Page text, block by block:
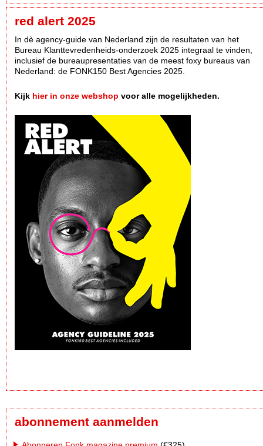
red alert 2025
In dè agency-guide van Nederland zijn de resultaten van het
Bureau Klanttevredenheids-onderzoek 2025 integraal te vinden,
inclusief de bureaupresentaties van de meest foxy bureaus van
Nederland: de FONK150 Best Agencies 2025.
Kijk hier in onze webshop voor alle mogelijkheden.
abonnement aanmelden